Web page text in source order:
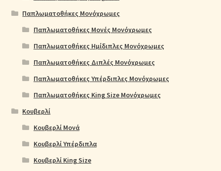
Παπλωματοθήκες Μονόχρωμες
Παπλωματοθήκες Μονές Μονόχρωμες
Παπλωματοθήκες Ημίδιπλες Μονόχρωμες
Παπλωματοθήκες Διπλές Μονόχρωμες
Παπλωματοθήκες Υπέρδιπλες Μονόχρωμες
Παπλωματοθήκες King Size Μονόχρωμες
Κουβερλί
Κουβερλί Μονά
Κουβερλί Υπέρδιπλα
Κουβερλί King Size